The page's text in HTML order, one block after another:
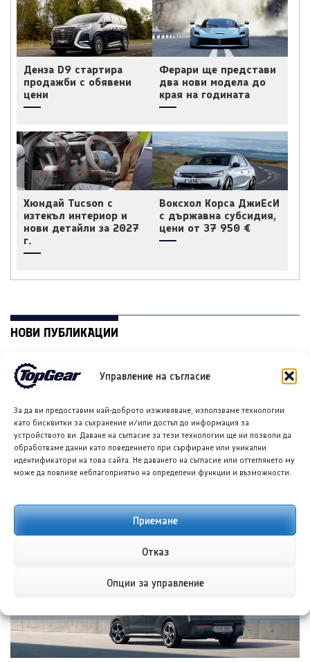
Управление на съгласие
За да ви предоставим най-доброто изживяване, използваме технологии
като бисквитки за съхранение и/или достъп до информация за
устройството ви. Даване на съгласие за тези технологии ще ни позволи да
обработваме данни като поведението при сърфиране или уникални
идентификатори на това сайта. Не даването на съгласие или оттеглянето му
може да повлияе неблагоприятно на определени функции и възможности.
Приемане
Отказ
Опции за управление
Денза D9 стартира
продажби с обявени
цени
Ферари ще представи
два нови модела до
края на годината
Хюндай Tucson с
изтекъл интериор и
нови детайли за 2027
г.
Воксхол Корса ДжиЕсИ
с държавна субсидия,
цени от 37 950 €
НОВИ ПУБЛИКАЦИИ